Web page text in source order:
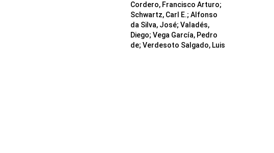
Cordero, Francisco Arturo;
Schwartz, Carl E.; Alfonso
da Silva, José; Valadés,
Diego; Vega García, Pedro
de; Verdesoto Salgado, Luis